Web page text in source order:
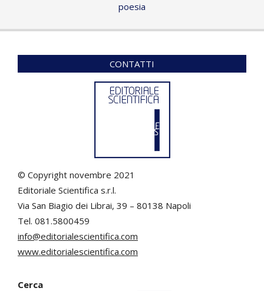
poesia
CONTATTI
© Copyright novembre 2021
Editoriale Scientifica s.r.l.
Via San Biagio dei Librai, 39 – 80138 Napoli
Tel. 081.5800459
info@editorialescientifica.com
www.editorialescientifica.com
Cerca